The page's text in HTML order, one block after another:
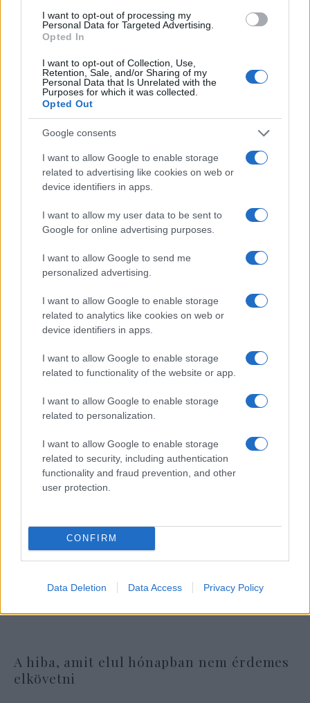
I want to opt-out of processing my
Personal Data for Targeted Advertising.
Opted In
I want to opt-out of Collection, Use,
Retention, Sale, and/or Sharing of my
Personal Data that Is Unrelated with the
Purposes for which it was collected.
Opted Out
Google consents
I want to allow Google to enable storage
related to advertising like cookies on web or
device identifiers in apps.
I want to allow my user data to be sent to
Google for online advertising purposes.
I want to allow Google to send me
personalized advertising.
I want to allow Google to enable storage
related to analytics like cookies on web or
device identifiers in apps.
I want to allow Google to enable storage
related to functionality of the website or app.
I want to allow Google to enable storage
related to personalization.
I want to allow Google to enable storage
related to security, including authentication
functionality and fraud prevention, and other
user protection.
CONFIRM
Data Deletion Data Access Privacy Policy
Fotó: Times of Israel
A Palesztin Hatóság vezetője Benjamin
Netanjahu előző miniszterelnök kormányzása
idején, csak kevés alkalommal találkozott
izraeli miniszterekkel, az izraeli- palesztin
viszony igen feszült volt.
Az új kormány tisztviselői azonban ígéretet
tettek Abbász népszerűtlen kormányának
megerősítésére. Benny Ganz védelmi
miniszter, a Kék -Fehér párt képviselője
augusztusban találkozott Abbásszal
Ramallahban, és számos kezdeményezést
jelentett be a Palesztin Hatóság
Összeomlott az izraeli egészségügyi
minisztérium internetes rendszere
A hiba, amit elul hónapban nem érdemes
elkövetni